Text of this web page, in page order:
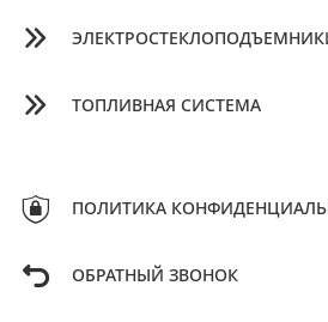
ТОПЛИВНАЯ СИСТЕМА
ПОЛИТИКА
ОБРАТНЫЙ ЗВОНОК